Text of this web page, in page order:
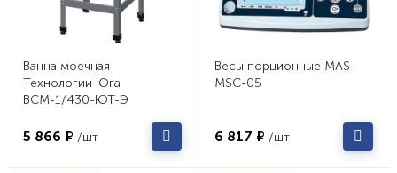
Ванна моечная
Технологии Юга
ВСМ-1/430-ЮТ-Э
5 866 ₽ /шт
Весы порционные MAS
MSC-05
6 817 ₽ /шт